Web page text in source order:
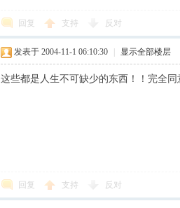
回复 支持 反对
发表于 2004-11-1 06:10:30 显示全部楼层
这些都是人生不可缺少的东西！！完全
回复 支持 反对